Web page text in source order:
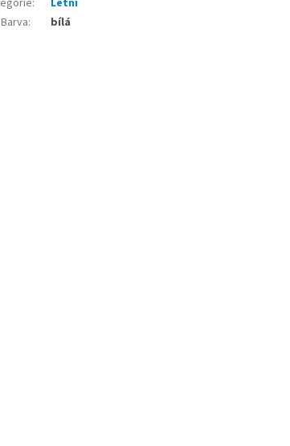
:
Letní
Barva: bílá